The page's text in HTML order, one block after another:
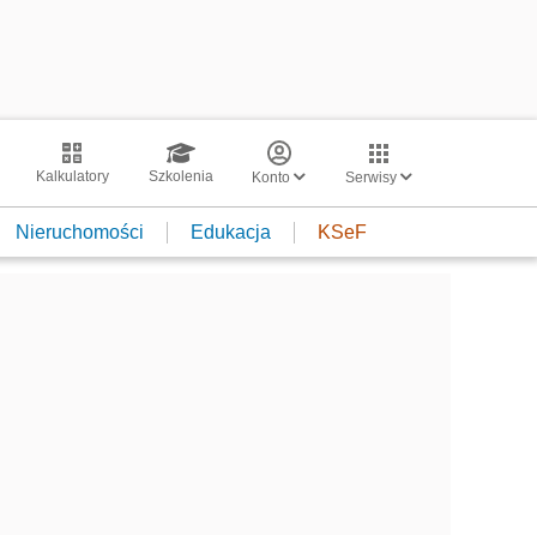
Kalkulatory Szkolenia Konto Serwisy
Nieruchomości Edukacja KSeF